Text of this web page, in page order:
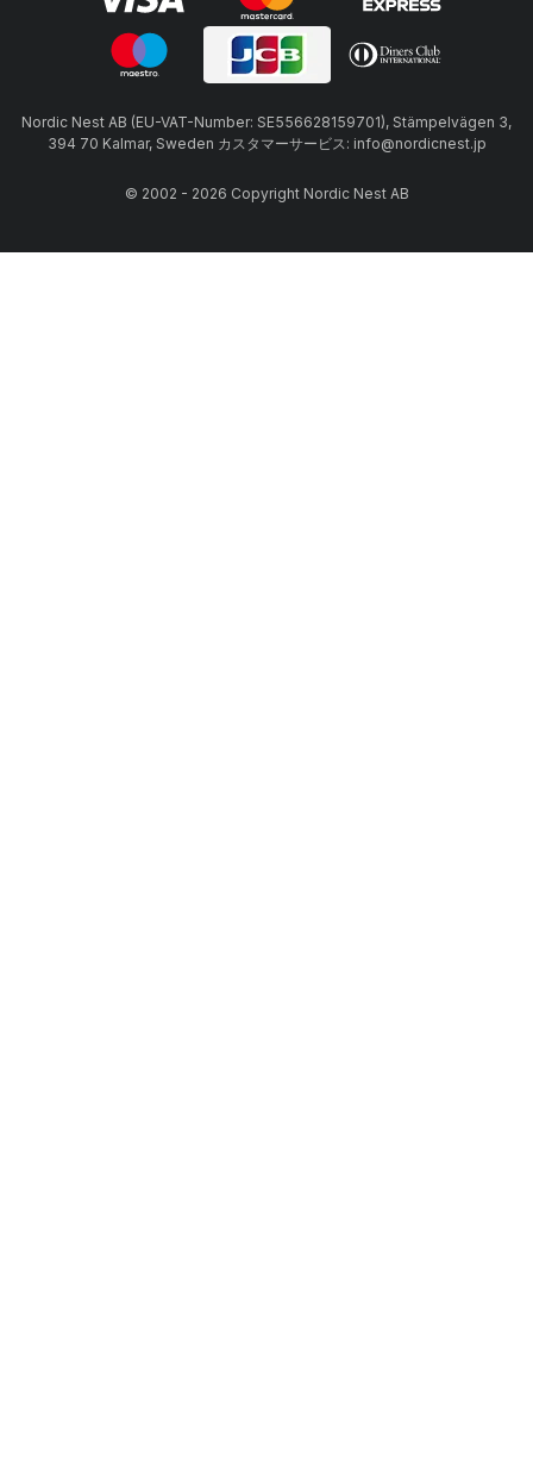
Nordic Nest AB (EU-VAT-Number: SE556628159701), Stämpelvägen 3,
394 70 Kalmar, Sweden カスタマーサービス: info@nordicnest.jp
© 2002 - 2026 Copyright Nordic Nest AB